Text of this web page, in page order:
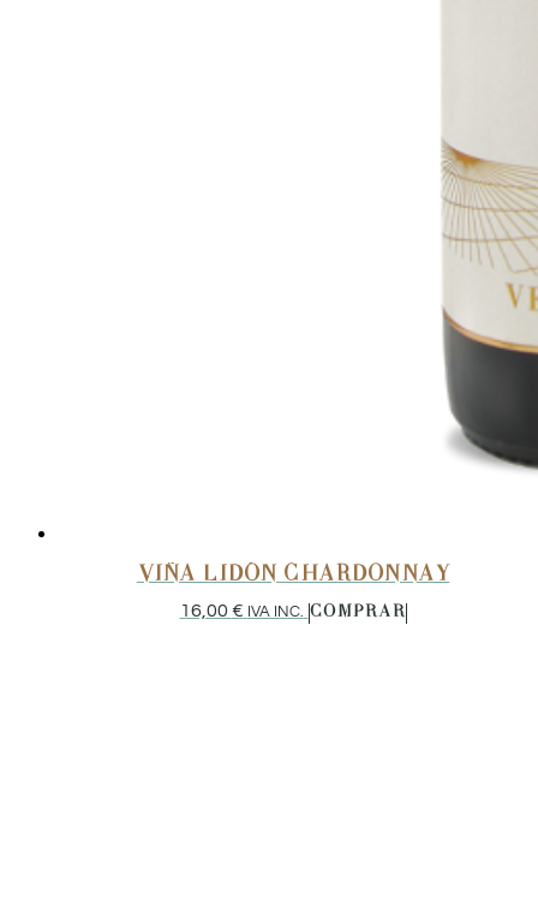
VIÑA LIDÓN CHARDONNAY
16,00 € IVA INC. COMPRAR